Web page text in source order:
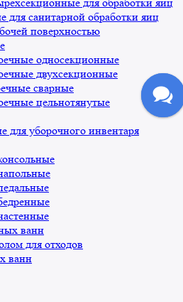
для обработки яиц
санитарной обработки яиц
поверхностью
односекционные
двухсекционные
сварные
цельнотянутые
для уборочного инвентаря
ванн
для отходов
ванн